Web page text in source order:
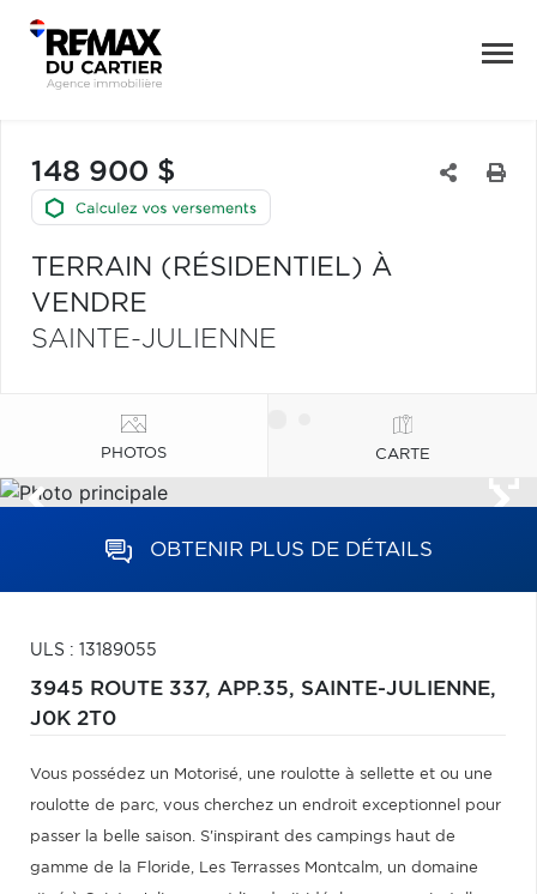
148 900 $
TERRAIN (RÉSIDENTIEL) À
VENDRE
SAINTE-JULIENNE
PHOTOS CARTE
OBTENIR PLUS DE DÉTAILS
ULS : 13189055
3945 ROUTE 337, APP.35, SAINTE-JULIENNE,
J0K 2T0
Vous possédez un Motorisé, une roulotte à sellette et ou une
roulotte de parc, vous cherchez un endroit exceptionnel pour
passer la belle saison. S'inspirant des campings haut de
gamme de la Floride, Les Terrasses Montcalm, un domaine